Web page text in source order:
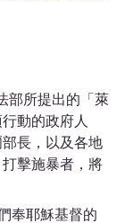
部所提出的「萊
動的政府人
長，以及各地
擊施暴者，將
奉耶穌基督的